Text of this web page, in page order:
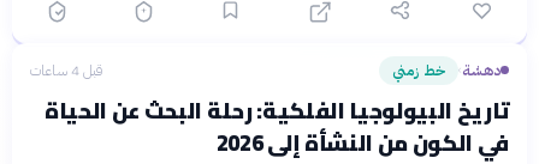
دهشة› خط زمني قبل 4 ساعات
تاريخ البيولوجيا الفلكية: رحلة البحث عن الحياة
في الكون من النشأة إلى 2026